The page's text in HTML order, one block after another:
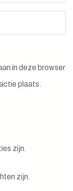
in deze browser
plaats.
zijn.
zijn.